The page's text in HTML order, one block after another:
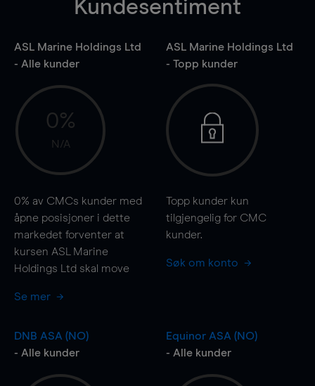
Kundesentiment
ASL Marine Holdings Ltd
- Alle kunder
0%
N/A
0% av CMCs kunder med
åpne posisjoner i dette
markedet forventer at
kursen ASL Marine
Holdings Ltd skal move
Se mer
ASL Marine Holdings Ltd
- Topp kunder
Topp kunder kun
tilgjengelig for CMC
kunder.
Søk om konto
DNB ASA (NO)
- Alle kunder
Equinor ASA (NO)
- Alle kunder